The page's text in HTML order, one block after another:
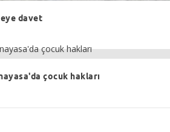
davet
çocuk hakları